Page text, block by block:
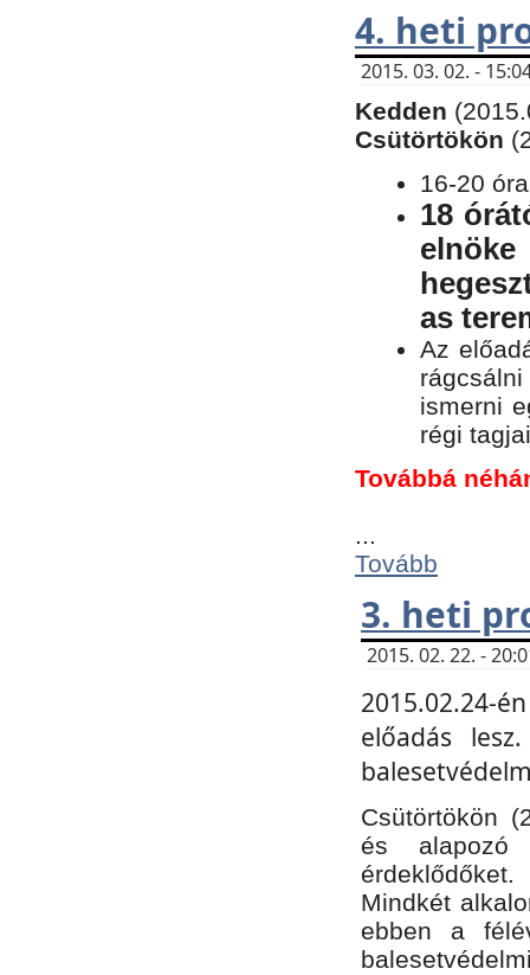
4. heti
2015. 03. 02. -
Kedden
Csütörtökön
16-20
18
as
Az
ismerni
régi
Továbbá
...
Tovább
3. heti
2015. 02. 22. -
2015.02.24-
előadás
Csütörtökön
és alapozó
érdeklődőket.
Mindkét
ebben a